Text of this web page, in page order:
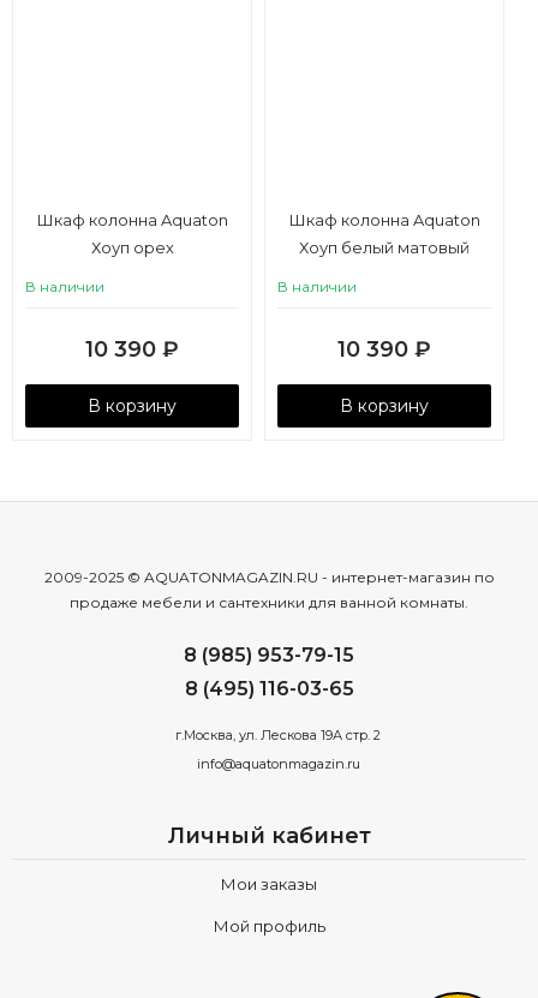
Шкаф колонна Aquaton
Хоуп орех
В наличии
10 390 ₽
В корзину
Шкаф колонна Aquaton
Хоуп белый матовый
В наличии
10 390 ₽
В корзину
2009-2025 © AQUATONMAGAZIN.RU - интернет-магазин по
продаже мебели и сантехники для ванной комнаты.
8 (985) 953-79-15
8 (495) 116-03-65
г.Москва, ул. Лескова 19А стр. 2
info@aquatonmagazin.ru
Личный кабинет
Мои заказы
Мой профиль